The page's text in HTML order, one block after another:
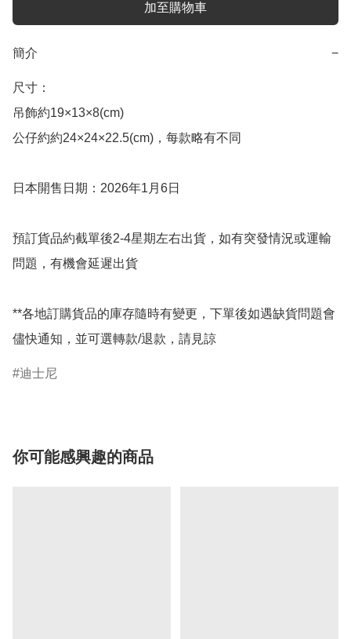
加至購物車
簡介 −
尺寸：
吊飾約19×13×8(cm)
公仔約約24×24×22.5(cm)，每款略有不同
日本開售日期：2026年1月6日
預訂貨品約截單後2-4星期左右出貨，如有突發情況或運輸
問題，有機會延遲出貨
**各地訂購貨品的庫存隨時有變更，下單後如遇缺貨問題會
儘快通知，並可選轉款/退款，請見諒
迪士尼
你可能感興趣的商品